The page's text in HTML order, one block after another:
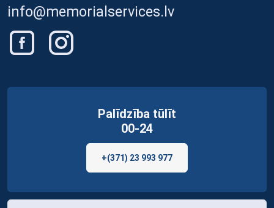
info@memorialservices.lv
Palīdzība tūlīt
00-24
+(371) 23 993 977